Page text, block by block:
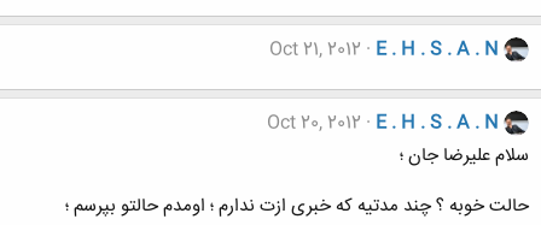
E . H . S . A . N
Oct 21, 2012
E . H . S . A . N
Oct 20, 2012
سلام علیرضا جان ؛
حالت خوبه ؟ چند مدتیه که خبری ازت ندارم ؛ اومدم حالتو بپرسم ؛